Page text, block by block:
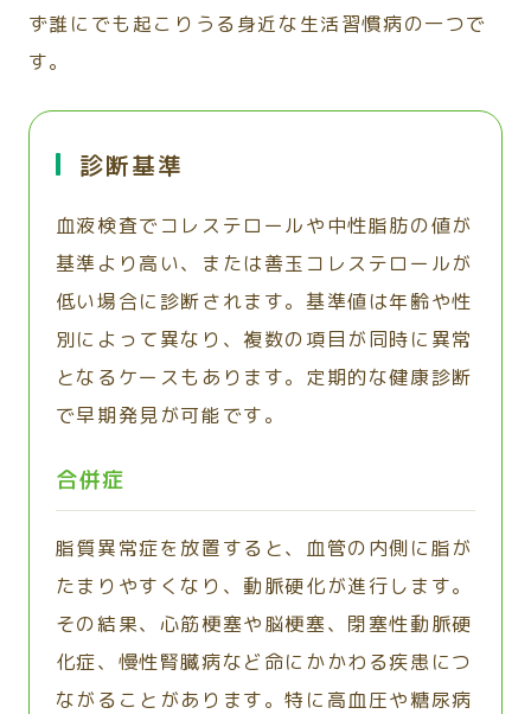
ず誰にでも起こりうる身近な生活習慣病の一つで
す。
診断基準
血液検査でコレステロールや中性脂肪の値が
基準より高い、または善玉コレステロールが
低い場合に診断されます。基準値は年齢や性
別によって異なり、複数の項目が同時に異常
となるケースもあります。定期的な健康診断
で早期発見が可能です。
合併症
脂質異常症を放置すると、血管の内側に脂が
たまりやすくなり、動脈硬化が進行します。
その結果、心筋梗塞や脳梗塞、閉塞性動脈硬
化症、慢性腎臓病など命にかかわる疾患につ
ながることがあります。特に高血圧や糖尿病